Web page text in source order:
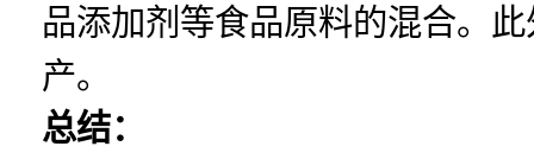
品添加剂等食品原料的混合。
产。
总结：